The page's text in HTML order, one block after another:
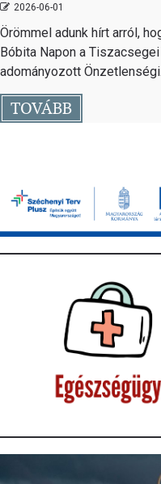
2026-06-01
Örömmel adunk hírt arról,
Bóbita Napon a
adományozott
TOVÁBB